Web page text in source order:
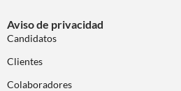
Aviso de privacidad
Candidatos
Clientes
Colaboradores